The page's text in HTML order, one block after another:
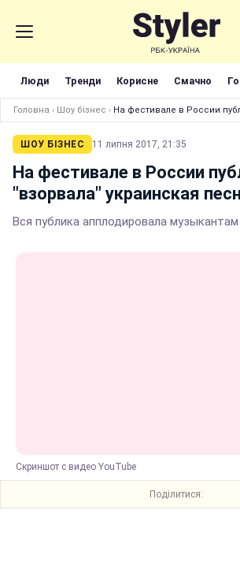
Люди Тренди Корисне Смачно
Головна › Шоу бізнес › На фестивале в России
ШОУ БІЗНЕС 11 липня 2017, 21:35
На фестивале в России
"взорвала" украинская
Вся публика апплодировала музыкантам
Скриншот с видео YouTube
Поділитися: